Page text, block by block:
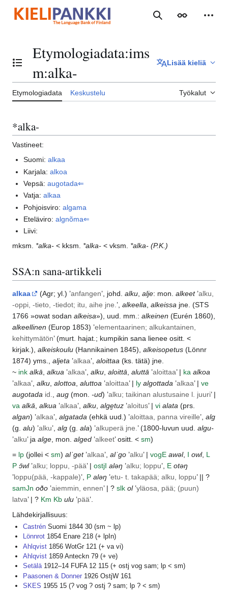
sisältöön
Haku Ulkoasu
Vaihda sisällysluettelo
Etymologiadata:ims
m:alka-
Lisää kieliä
Etymologiadata Keskustelu Työkalut
*alka-
Vastineet:
Suomi:alkaa
Karjala:alkoa
Vepsä:augotada⇐
Vatja:alkaa
Pohjoisviro:algama
Eteläviro:algnõma⇐
Liivi:
mksm. *alka- < kksm. *alka- < vksm. *alka- (P.K.)
SSA:n sana-artikkeli
alkaa (Agr; yl.) ’anfangen’, johd. alku alje: mon. alkeet’alku,
-oppi, -tieto, -tiedot; itu, aihe jne. ’, alkeella alkeissa jne. (STS
1766 »owat sodan alkeisa»), uud. mm.: alkeinen (Eurén 1860),
alkeellinen (Europ 1853) ’elementaarinen; alkukantainen,
kehittymätön’ (murt. hajat.; kumpikin sana lienee ositt. <
kirjak.), alkeiskoulu (Hannikainen 1845), alkeisopetus (Lönnr
1874) yms., aljeta ’alkaa’, aloittaa (ks. tätä) jne.
~ ink alkā alkua ’alkaa’, alku aloittā aluttā ’aloittaa’ | ka alkoa
’alkaa’, alku alottoa aluttoa ’aloittaa’ | ly algottada ’alkaa’ | ve
augotada id. aug (mon. -ud) ’alku; taikinan alustusaine l. juuri’ |
va alkā alkua ’alkaa’, alku alge̮tuz ’aloitus’ | vi alata (prs.
algan) ’alkaa’, algatada (ehkä uud.) ’aloittaa, panna vireille’, alg
(g. alu) ’alku’, alg (g. ala) ’alkuperä jne. ’ (1800-luvun uud. algu-
’alku’ ja alge , mon. alged ’alkeet’ ositt. < sm)
= lp (jollei < sm) alˈget’alkaa’, alˈgo ’alku’ | vogE awəl, I owl, L
P ɔ̄wl’alku; loppu, -pää’ | ostjI aləŋ ’alku; loppu’, E otəŋ
’loppu(pää, -kappale)’, P aləŋ ’etu- t. takapää; alku, loppu’ || ?
samJn oðo ’aiemmin, ennen’ | ? slk ol’yläosa, pää; (puun)
latva’ | ? Km Kb ulu ’pää’.
Lähdekirjallisuus:
CastrénSuomi 1844 30 (sm ~ lp)
Lönnrot1854 Enare 218 (+ lpIn)
Ahlqvist1856 WotGr 121 (+ va vi)
Ahlqvist1859 Anteckn 79 (+ ve)
Setälä1912–14 FUFA 12 115 (+ ostj vog sam; lp < sm)
Paasonen & Donner1926 OstjW 161
SKES 1955 15 (? vog ? ostj ? sam; lp ? < sm)